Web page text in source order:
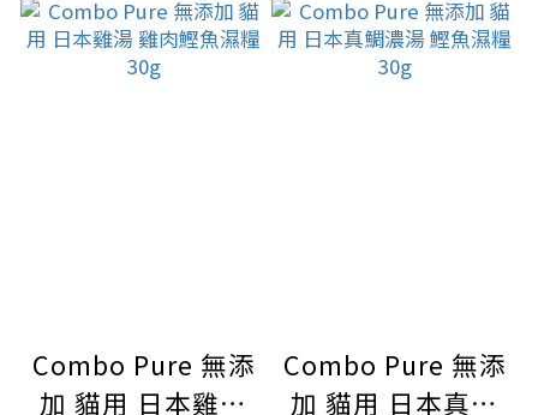
Combo Pure 無添
加 貓用 日本雞湯
Combo Pure 無添
加 貓用 日本真鯛